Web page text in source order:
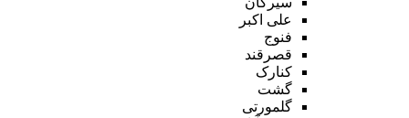
علی اکبر
فنوج
قصرقند
کنارک
گشت
گلمورتی